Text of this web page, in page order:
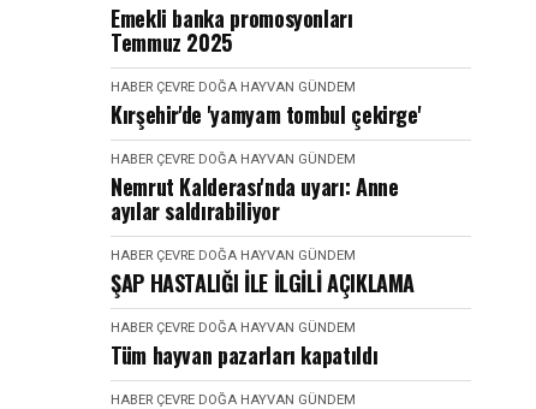
Emekli banka promosyonları
Temmuz 2025
HABER ÇEVRE DOĞA HAYVAN GÜNDEM
Kırşehir'de 'yamyam tombul çekirge'
HABER ÇEVRE DOĞA HAYVAN GÜNDEM
Nemrut Kalderası'nda uyarı: Anne
ayılar saldırabiliyor
HABER ÇEVRE DOĞA HAYVAN GÜNDEM
ŞAP HASTALIĞI İLE İLGİLİ AÇIKLAMA
HABER ÇEVRE DOĞA HAYVAN GÜNDEM
Tüm hayvan pazarları kapatıldı
HABER ÇEVRE DOĞA HAYVAN GÜNDEM